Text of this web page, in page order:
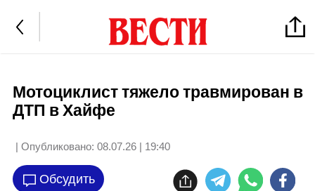
Мотоциклист тяжело травмирован в
ДТП в Хайфе
| Опубликовано: 08.07.26 | 19:40
Обсудить